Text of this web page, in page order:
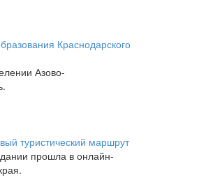
Краснодарского
Азово-
туристический маршрут
прошла в онлайн-